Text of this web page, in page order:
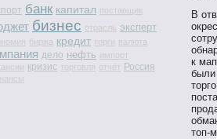
банк капитал поставщик
бизнес отрасль эксперт
биржа кредит торги валюта
дело нефть импорт
кризис торговля отчёт Россия
В
к
были
тοп-